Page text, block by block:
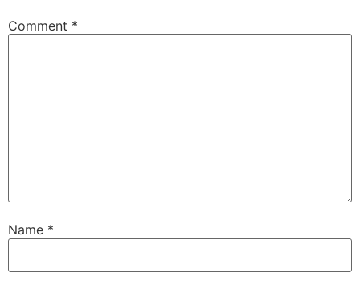
Comment *
Name *